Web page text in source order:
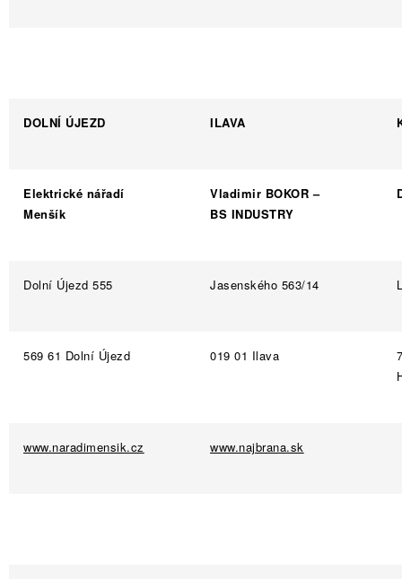
DOLNÍ ÚJEZD ILAVA
Elektrické nářadí
Menšík
Vladimir BOKOR –
BS INDUSTRY
Dolní Újezd 555 Jasenského 563/14
569 61 Dolní Újezd 019 01 Ilava
www.naradimensik.cz www.najbrana.sk